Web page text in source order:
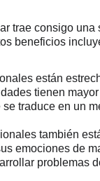
trae consigo una
beneficios
están
tienen
traduce en un
también
emociones de
problemas